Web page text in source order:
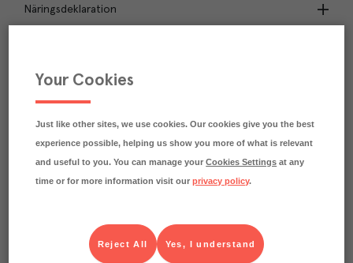
Näringsdeklaration
Varje kilo av varan påverkar klimatet motsvarande
utsläppen av 4.8 kg koldioxid.
Your Cookies
Just like other sites, we use cookies. Our cookies give you the best
experience possible, helping us show you more of what is relevant
and useful to you. You can manage yourCookies Settings at any
time or for more information visit ourprivacy policy.
Yes, I understand
Reject All